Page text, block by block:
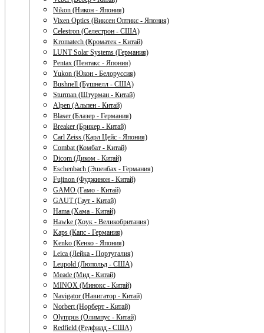
Nikon (Никон - Япония)
Vixen Optics (Виксен Оптикс - Япония)
Celestron (Селестрон - США)
Kromatech (Кроматек - Китай)
LUNT Solar Systems (Германия)
Pentax (Пентакс - Япония)
Yukon (Юкон - Белоруссия)
Bushnell (Бушнелл - США)
Sturman (Штурман - Китай)
Alpen (Альпен - Китай)
Blaser (Блазер - Германия)
Breaker (Брикер - Китай)
Carl Zeiss (Карл Цейс - Япония)
Combat (Комбат - Китай)
Dicom (Диком - Китай)
Eschenbach (Эшенбах - Германия)
Fujinon (Фуджинон - Китай)
GAMO (Гамо - Китай)
GAUT (Гаут - Китай)
Hama (Хама - Китай)
Hawke (Хоук - Великобритания)
Kaps (Капс - Германия)
Kenko (Кенко - Япония)
Leica (Лейка - Португалия)
Leupold (Люпольд - США)
Meade (Мид - Китай)
MINOX (Минокс - Китай)
Navigator (Навигатор - Китай)
Norbert (Норберт - Китай)
Olympus (Олимпус - Китай)
Redfield (Редфилд - США)